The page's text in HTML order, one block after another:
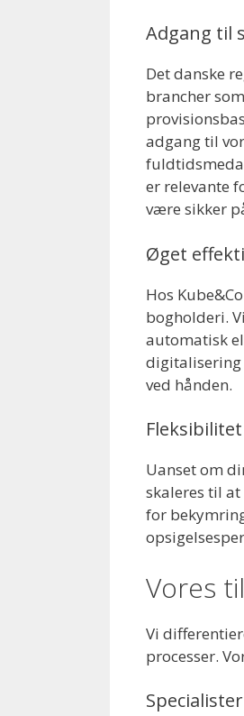
Adgang til
Det danske
brancher
adgang til
er relevante
være sikker
Øget
Hos
bogholderi.
automatisk
digitalisering
ved hånden.
Uanset om
skaleres til
for
Vores
Vi
processer.